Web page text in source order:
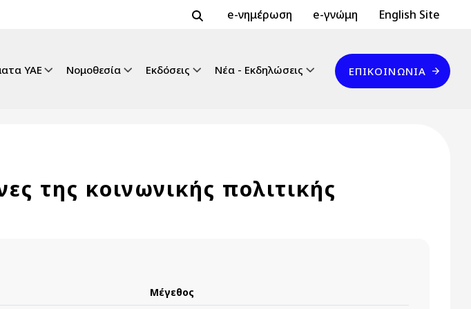
Header Top 2
e-νημέρωση e-γνώμη Header Top
English Site
ΥΑΕ Νομοθεσία Εκδόσεις Νέα - Εκδηλώσεις
Επικοινωνία
ΕΠΙΚΟΙΝΩΝΊΑ
της κοινωνικής πολιτικής
Μέγεθος